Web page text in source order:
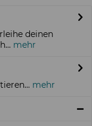
deinen
mehr
mehr